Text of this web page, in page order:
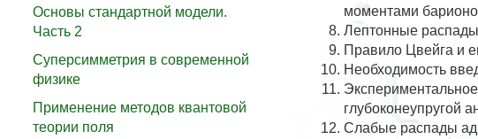
Основы стандартной модели.
Часть 2
Суперсимметрия в современной
физике
Применение методов квантовой
теории поля
моментами
Лептонные распады
Правило Цвейга и
Необходимость
глубоконеупругой
Слабые распады